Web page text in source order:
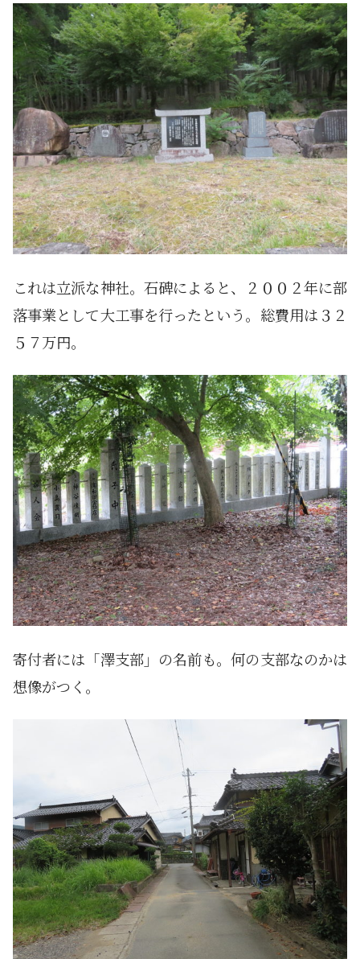
これは立派な神社。石碑によると、２００２年に部
落事業として大工事を行ったという。総費用は３２
５７万円。
寄付者には「澤支部」の名前も。何の支部なのかは
想像がつく。